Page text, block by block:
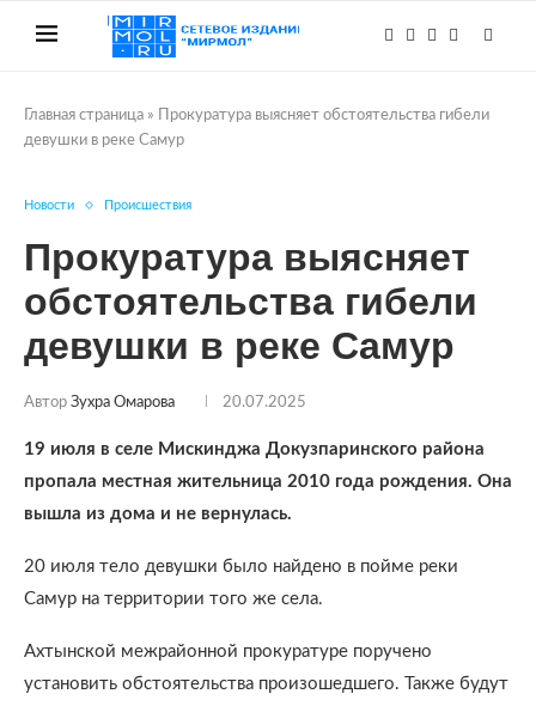
Главная страница »
Прокуратура выясняет обстоятельства гибели
девушки в реке Самур
Новости Происшествия
Прокуратура выясняет
обстоятельства гибели
девушки в реке Самур
Автор Зухра Омарова 20.07.2025
19 июля в селе Мискинджа Докузпаринского района
пропала местная жительница 2010 года рождения. Она
вышла из дома и не вернулась.
20 июля тело девушки было найдено в пойме реки
Самур на территории того же села.
Ахтынской межрайонной прокуратуре поручено
установить обстоятельства произошедшего. Также будут